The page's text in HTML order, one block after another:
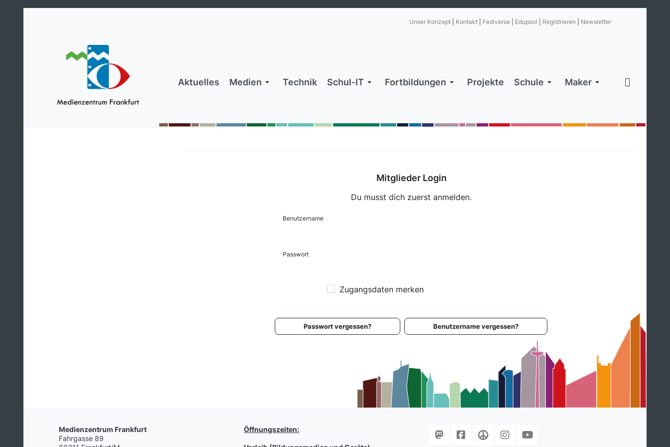
Unser Konzept Kontakt Fediverse Edupool Registrieren Newsletter
Aktuelles Medien Technik Schul-IT Fortbildungen Projekte Schule Maker
Mitglieder Login
Du musst dich zuerst anmelden.
Benutzername
Passwort
Zugangsdaten merken
Passwort vergessen? Benutzername vergessen?
Medienzentrum Frankfurt
Fahrgasse 89
Öffnungszeiten: